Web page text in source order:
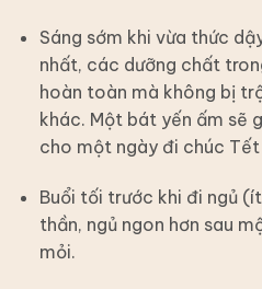
Sáng sớm khi vừa thức
nhất, các dưỡng chất
hoàn toàn mà không bị
khác. Một bát yến ấm sẽ
cho một ngày đi chúc Tết
Buổi tối trước khi đi ngủ
thần, ngủ ngon hơn sau
mỏi.